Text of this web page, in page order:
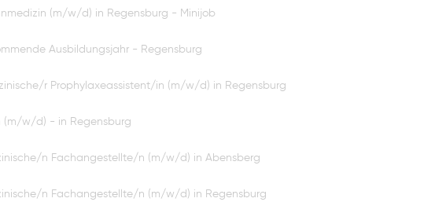
(m/w/d) in Regensburg - Minijob
Ausbildungsjahr - Regensburg
r Prophylaxeassistent/in (m/w/d) in Regensburg
(m/w/d) - in Regensburg
n Fachangestellte/n (m/w/d) in Abensberg
n Fachangestellte/n (m/w/d) in Regensburg